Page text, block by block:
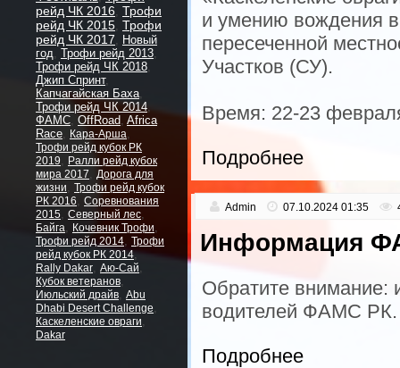
рейд ЧК 2016, Трофи
рейд ЧК 2015, Трофи
рейд ЧК 2017, Новый
год, Трофи рейд 2013,
Трофи рейд ЧК 2018,
Джип Спринт,
Капчагайская Баха,
Трофи рейд ЧК 2014,
ФАМС, OffRoad, Africa
Race, Кара-Арша,
Трофи рейд кубок РК
2019, Ралли рейд кубок
мира 2017, Дорога для
жизни, Трофи рейд кубок
РК 2016, Соревнования
2015, Северный лес,
Байга, Кочевник Трофи,
Трофи рейд 2014, Трофи
рейд кубок РК 2014,
Rally Dakar, Аю-Сай,
Кубок ветеранов,
Июльский драйв, Abu
Dhabi Desert Challenge,
Каскеленские овраги,
Dakar
и умению вождения
пересеченной
Участков (СУ).
Время: 22-23
Подробнее
Admin 07.10.2024 01:35
Информация
Обратите внимание:
водителей ФАМС РК.
Подробнее